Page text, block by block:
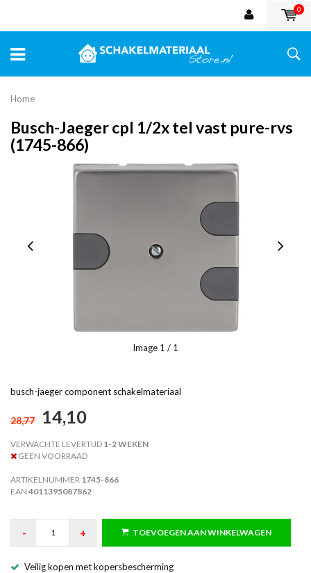
0
Home
Busch-Jaeger cpl 1/2x tel vast pure-rvs
(1745-866)
Image 1 / 1
busch-jaeger component schakelmateriaal
28,77 14,10
VERWACHTE LEVERTIJD 1-2 WEKEN
GEEN VOORRAAD
ARTIKELNUMMER 1745-866
EAN 4011395087862
- + TOEVOEGEN AAN WINKELWAGEN
Veilig kopen met kopersbescherming